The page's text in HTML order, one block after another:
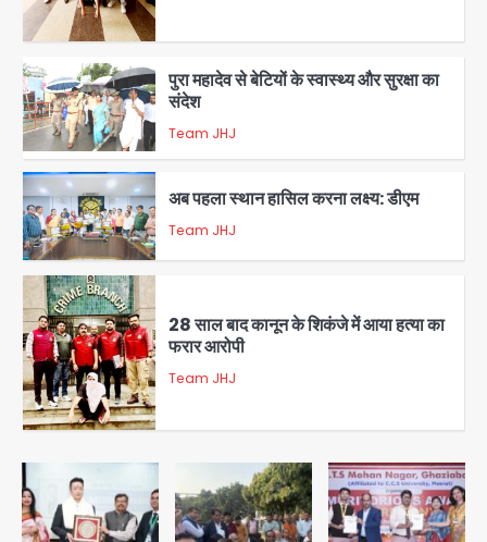
5
1
पुरा महादेव से बेटियों के स्वास्थ्य और सुरक्षा का
संदेश
Team JHJ
2
अब पहला स्थान हासिल करना लक्ष्य: डीएम
Team JHJ
3
28 साल बाद कानून के शिकंजे में आया हत्या का
फरार आरोपी
Team JHJ
डबल मर्डर का मुख्य साजिशकर्ता क्राइम ब्रांच
के हत्थे